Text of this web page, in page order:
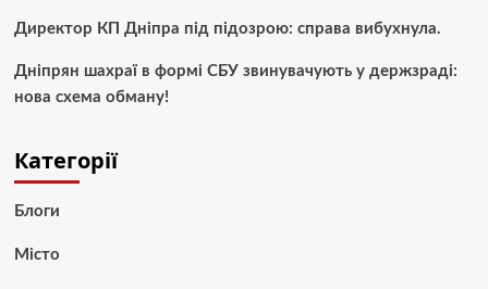
Директор КП Дніпра під підозрою: справа вибухнула.
Дніпрян шахраї в формі СБУ звинувачують у держзраді:
нова схема обману!
Категорії
Блоги
Місто